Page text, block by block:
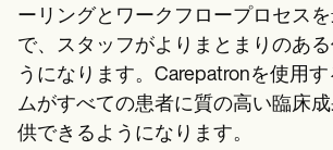
ーリングとワークフロープロセス
で、スタッフがよりまとまりのあ
うになります。Carepatronを使用
ムがすべての患者に質の高い臨床
供できるようになります。